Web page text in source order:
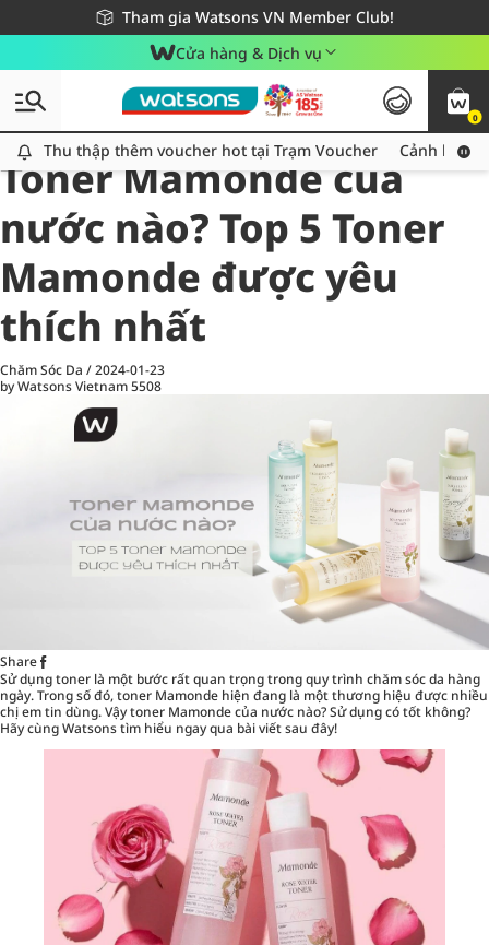
Tham gia Watsons VN Member Club!
Miễn phí giao hàng cho đơn hàng từ 249,000Đ
Giao hàng nhanh 24h - Áp dụng khu vực TP. Hồ Chí Minh
Cửa hàng & Dịch vụ
0
Thu thập thêm voucher hot tại Trạm Voucher
Thu thập thêm voucher hot tại Trạm Voucher Cảnh báo
All
Chăm Sóc Cá Nhân
Toner Mamonde của
nước nào? Top 5 Toner
Mamonde được yêu
thích nhất
Chăm Sóc Da /2024-01-23
by Watsons Vietnam5508
Share
Sử dụngtoner là một bước rất quan trọng trong quy trình chăm sóc da hàng
ngày. Trong số đó, toner Mamonde hiện đang là một thương hiệu được nhiều
chị em tin dùng. Vậy toner Mamonde của nước nào? Sử dụng có tốt không?
Hãy cùng Watsons tìm hiểu ngay qua bài viết sau đây!